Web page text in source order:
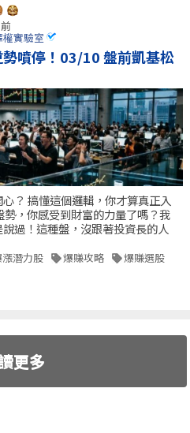
實驗室
噴停！03/10 盤前凱基松
？ 搞懂這個邏輯，你才算真正入
，你感受到財富的力量了嗎？我
過！這種盤，沒跟著投資長的人
潛力股 爆賺攻略 爆賺選股
更多